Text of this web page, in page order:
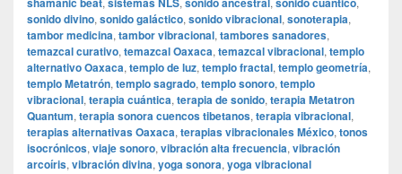
sonido divino, sonido galáctico, sonido vibracional, sonoterapia,
tambor medicina, tambor vibracional, tambores sanadores,
temazcal curativo, temazcal Oaxaca, temazcal vibracional, templo
alternativo Oaxaca, templo de luz, templo fractal, templo geometría,
templo Metatrón, templo sagrado, templo sonoro, templo
vibracional, terapia cuántica, terapia de sonido, terapia Metatron
Quantum, terapia sonora cuencos tibetanos, terapia vibracional,
terapias alternativas Oaxaca, terapias vibracionales México, tonos
isocrónicos, viaje sonoro, vibración alta frecuencia, vibración
arcoíris, vibración divina, yoga sonora, yoga vibracional